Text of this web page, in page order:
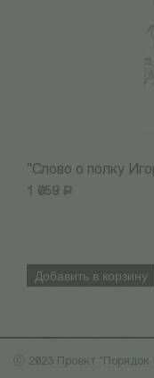
"Слово о полку
1 059 Р
Добавить в корзину
ⓒ 2023 Проект "Порядок